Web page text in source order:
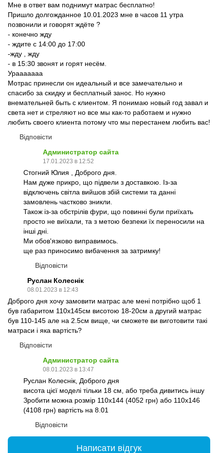
Мне в ответ вам поднимут матрас бесплатно!
Пришло долгожданное 10.01.2023 мне в часов 11 утра
позвонили и говорят ждёте ?
- конечно жду
- ждите с 14:00 до 17:00
-жду , жду
- в 15:30 звонят и горят несём.
Урааааааа
Мотрас принесли он идеальный и все замечательно и
спасибо за скидку и бесплатный занос. Но нужно
внемательней быть с клиентом. Я понимаю новый год завал и
света нет и стреляют но все мы как-то работаем и нужно
любить своего клиента потому что мы перестанем любить вас!
Відповісти
Администратор сайта
17.01.2023 в 12:52
Стогний Юлия , Доброго дня.
Нам дуже прикро, що підвели з доставкою. Із-за
відключень світла вийшов збій системи та данні
замовлень частково зникли.
Також із-за обстрілів фури, що повинні були приїхать
просто не виїхали, та з метою безпеки їх переносили на
інші дні.
Ми обов'язково виправимось.
ще раз приносимо вибачення за затримку!
Відповісти
Руслан Колеснік
08.01.2023 в 12:43
Доброго дня хочу замовити матрас але мені потрібно щоб 1
був габаритом 110х145см висотою 18-20см а другий матрас
був 110-145 але на 2.5см вище, чи сможете ви виготовити такі
матраси і яка вартість?
Відповісти
Администратор сайта
08.01.2023 в 13:47
Руслан Колеснік, Доброго дня
висота цієї моделі тільки 18 см, або треба дивитись іншу
Зробити можна розмір 110х144 (4052 грн) або 110х146
(4108 грн) вартість на 8.01
Відповісти
Написати відгук